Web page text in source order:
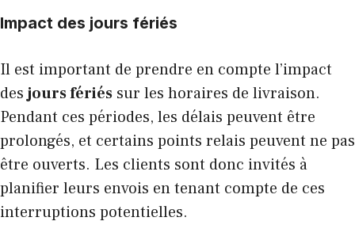
Impact des jours fériés
Il est important de prendre en compte l’impact
desjours fériés sur les horaires de livraison.
Pendant ces périodes, les délais peuvent être
prolongés, et certains points relais peuvent ne pas
être ouverts. Les clients sont donc invités à
planifier leurs envois en tenant compte de ces
interruptions potentielles.